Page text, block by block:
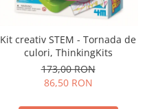
Kit creativ STEM - Tornada de
culori, ThinkingKits
173,00 RON
86,50 RON